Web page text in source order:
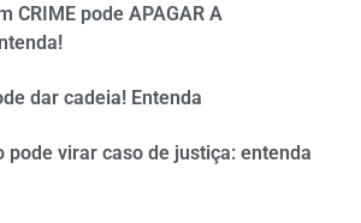
CRIME pode APAGAR A
dar cadeia! Entenda
pode virar caso de justiça: entenda